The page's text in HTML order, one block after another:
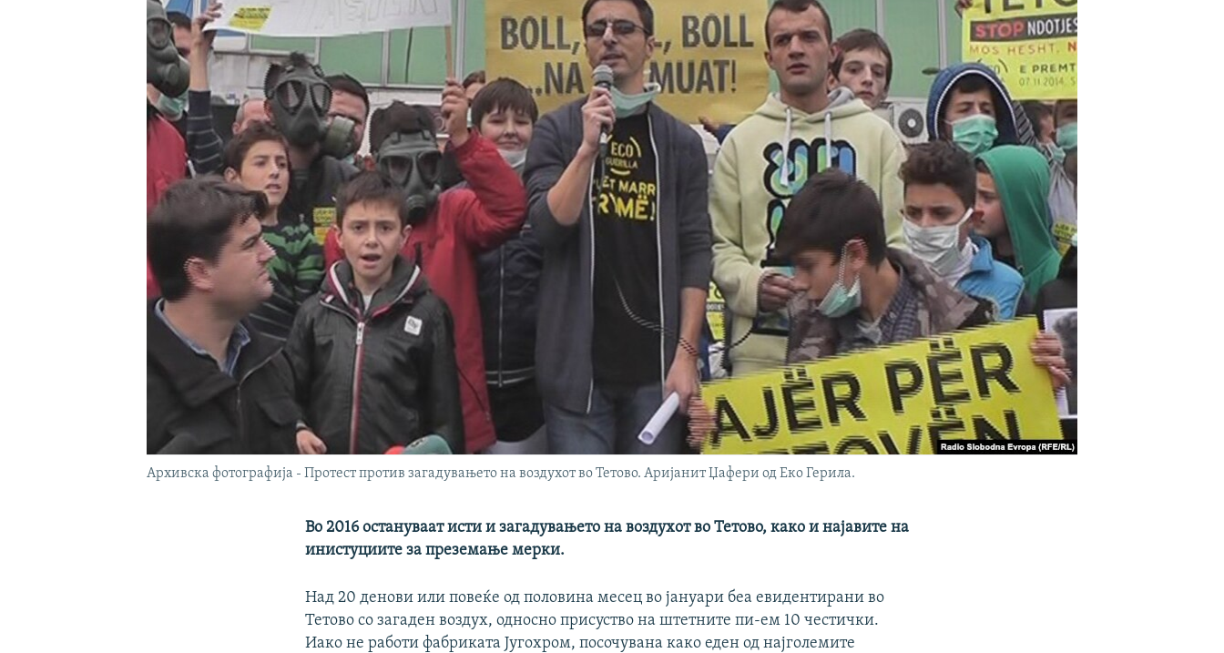
Архивска фотографија - Протест против загадувањето на воздухот во Тетово. Аријанит Џафери од Еко Герила.
Во 2016 остануваат исти и загадувањето на воздухот во Тетово, како и најавите на
инистуциите за преземање мерки.
Над 20 денови или повеќе од половина месец во јануари беа евидентирани во
Тетово со загаден воздух, односно присуство на штетните пи-ем 10 честички.
Иако не работи фабриката Југохром, посочувана како еден од најголемите